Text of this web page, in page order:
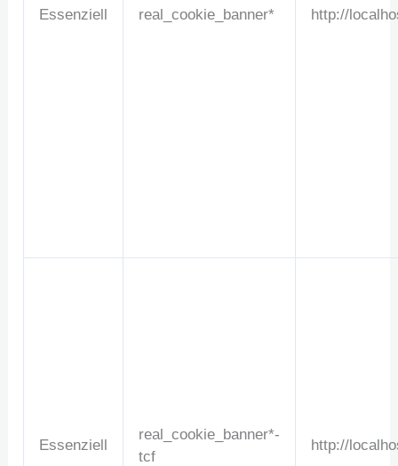
Essenziell real_cookie_banner* http://
Essenziell
real_cookie_banner*-
tcf
http://